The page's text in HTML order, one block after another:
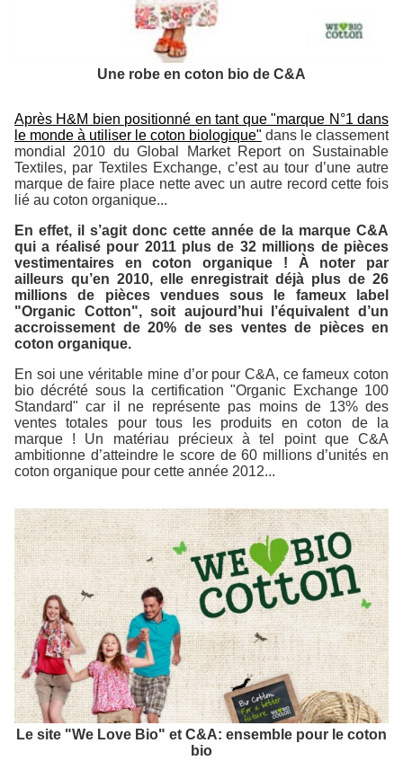
Une robe en coton bio de C&A
Après H&M bien positionné en tant que "marque N°1 dans
le monde à utiliser le coton biologique" dans le classement
mondial 2010 du Global Market Report on Sustainable
Textiles, par Textiles Exchange, c’est au tour d’une autre
marque de faire place nette avec un autre record cette fois
lié au coton organique...
En effet, il s’agit donc cette année de la marque C&A
qui a réalisé pour 2011 plus de 32 millions de pièces
vestimentaires en coton organique ! À noter par
ailleurs qu’en 2010, elle enregistrait déjà plus de 26
millions de pièces vendues sous le fameux label
"Organic Cotton", soit aujourd’hui l’équivalent d’un
accroissement de 20% de ses ventes de pièces en
coton organique.
En soi une véritable mine d’or pour C&A, ce fameux coton
bio décrété sous la certification "Organic Exchange 100
Standard" car il ne représente pas moins de 13% des
ventes totales pour tous les produits en coton de la
marque ! Un matériau précieux à tel point que C&A
ambitionne d’atteindre le score de 60 millions d’unités en
coton organique pour cette année 2012...
Le site "We Love Bio" et C&A: ensemble pour le coton
bio